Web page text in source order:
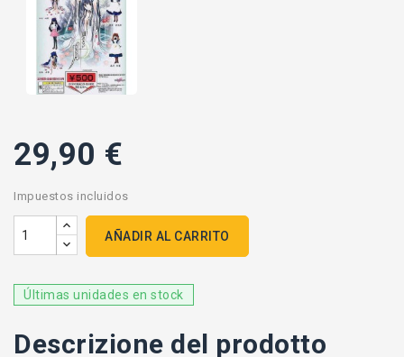
29,90 €
Impuestos incluidos
AÑADIR AL CARRITO
Últimas unidades en stock
Descrizione del prodotto